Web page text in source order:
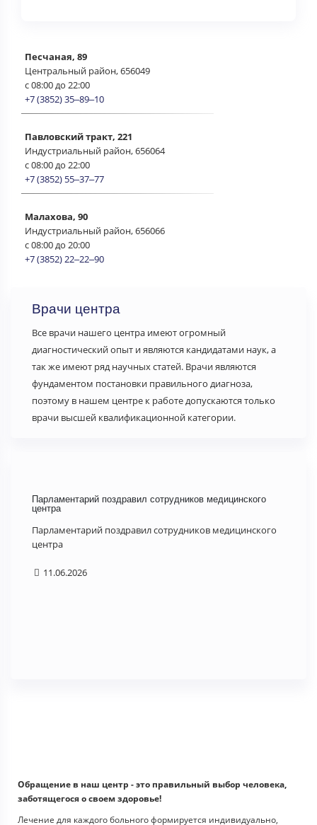
Песчаная, 89
Центральный район, 656049
c 08:00 до 22:00
+7 (3852) 35‒89‒10
Павловский тракт, 221
Индустриальный район, 656064
c 08:00 до 22:00
+7 (3852) 55‒37‒77
Малахова, 90
Индустриальный район, 656066
c 08:00 до 20:00
+7 (3852) 22‒22‒90
Врачи центра
Все врачи нашего центра имеют огромный
диагностический опыт и являются кандидатами наук, а
так же имеют ряд научных статей. Врачи являются
фундаментом постановки правильного диагноза,
поэтому в нашем центре к работе допускаются только
врачи высшей квалификационной категории.
Парламентарий поздравил сотрудников медицинского
центра
Парламентарий поздравил сотрудников медицинского
центра
11.06.2026
Обращение в наш центр - это правильный выбор человека,
заботящегося о своем здоровье!
Лечение для каждого больного формируется индивидуально,